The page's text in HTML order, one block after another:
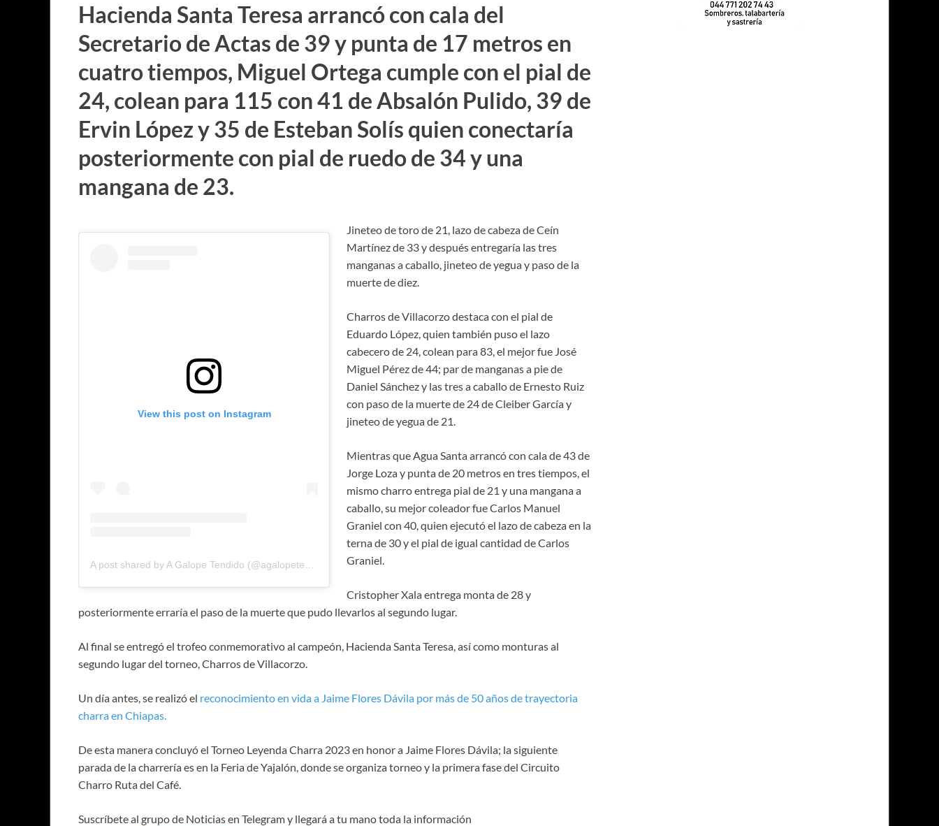
Hacienda Santa Teresa arrancó con cala del
Secretario de Actas de 39 y punta de 17 metros en
cuatro tiempos, Miguel Ortega cumple con el pial de
24, colean para 115 con 41 de Absalón Pulido, 39 de
Ervin López y 35 de Esteban Solís quien conectaría
posteriormente con pial de ruedo de 34 y una
mangana de 23.
View this post on Instagram
Jineteo de toro de 21, lazo de cabeza de Ceín
Martínez de 33 y después entregaría las tres
manganas a caballo, jineteo de yegua y paso de la
muerte de diez.
Charros de Villacorzo destaca con el pial de
Eduardo López, quien también puso el lazo
cabecero de 24, colean para 83, el mejor fue José
Miguel Pérez de 44; par de manganas a pie de
Daniel Sánchez y las tres a caballo de Ernesto Ruiz
con paso de la muerte de 24 de Cleiber García y
jineteo de yegua de 21.
Mientras que Agua Santa arrancó con cala de 43 de
Jorge Loza y punta de 20 metros en tres tiempos, el
mismo charro entrega pial de 21 y una mangana a
caballo, su mejor coleador fue Carlos Manuel
Graniel con 40, quien ejecutó el lazo de cabeza en la
terna de 30 y el pial de igual cantidad de Carlos
Graniel.
Cristopher Xala entrega monta de 28 y
posteriormente erraría el paso de la muerte que pudo llevarlos al segundo lugar.
Al final se entregó el trofeo conmemorativo al campeón, Hacienda Santa Teresa, así como monturas al
segundo lugar del torneo, Charros de Villacorzo.
Un día antes, se realizó el reconocimiento en vida a Jaime Flores Dávila por más de 50 años de trayectoria
charra en Chiapas.
De esta manera concluyó el Torneo Leyenda Charra 2023 en honor a Jaime Flores Dávila; la siguiente
parada de la charrería es en la Feria de Yajalón, donde se organiza torneo y la primera fase del Circuito
Charro Ruta del Café.
Suscríbete al grupo de Noticias en Telegram y llegará a tu mano toda la información